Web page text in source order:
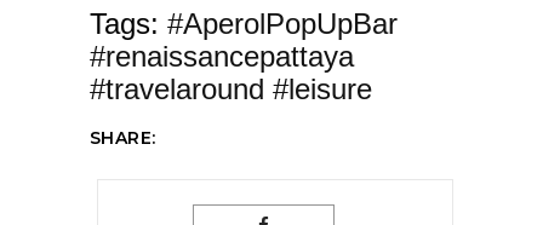
Tags: #AperolPopUpBar
#renaissancepattaya
#travelaround #leisure
SHARE: